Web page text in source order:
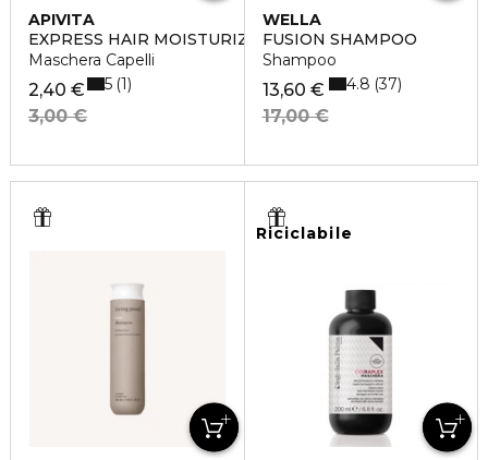
APIVITA
EXPRESS HAIR MOISTURIZING
Maschera Capelli
2,40 €
3,00 €
5 1
WELLA
FUSION SHAMPOO
Shampoo
13,60 €
17,00 €
4.8 37
Riciclabile